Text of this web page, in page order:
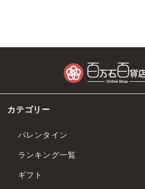
カテゴリー
バレンタイン
ランキング一覧
ギフト